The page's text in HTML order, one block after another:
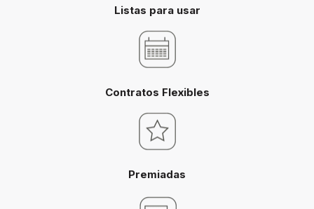
Listas para usar
Contratos Flexibles
Premiadas